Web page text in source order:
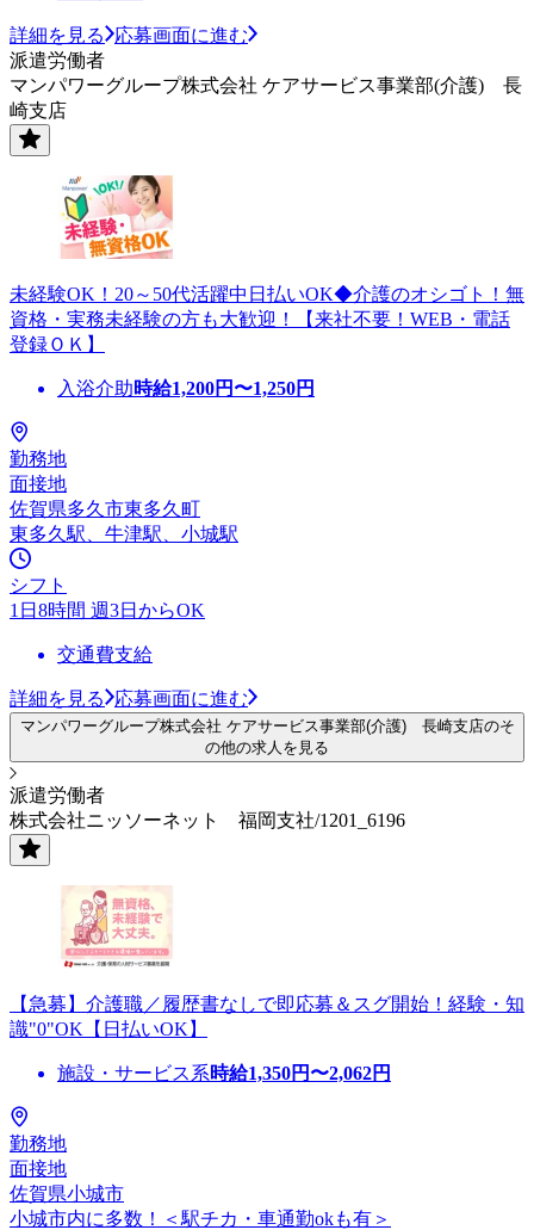
詳細を見る
応募画面に進む
派遣労働者
マンパワーグループ株式会社 ケアサービス事業部(介護) 長
崎支店
未経験OK！20～50代活躍中日払いOK◆介護のオシゴト！無
資格・実務未経験の方も大歓迎！【来社不要！WEB・電話
登録ＯＫ】
入浴介助時給1,200円〜1,250円
勤務地
面接地
佐賀県多久市東多久町
東多久駅、牛津駅、小城駅
シフト
1日8時間 週3日からOK
交通費支給
詳細を見る 応募画面に進む
マンパワーグループ株式会社 ケアサービス事業部(介護) 長崎支店のそ
の他の求人を見る
派遣労働者
株式会社ニッソーネット 福岡支社/1201_6196
【急募】介護職／履歴書なしで即応募＆スグ開始！経験・知
識"0"OK【日払いOK】
施設・サービス系時給1,350円〜2,062円
勤務地
面接地
佐賀県小城市
小城市内に多数！＜駅チカ・車通勤okも有＞